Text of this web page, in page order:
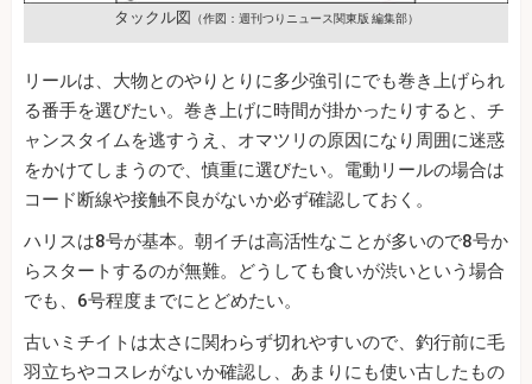
タックル図 （作図：週刊つりニュース関東版 編集部）
リールは、大物とのやりとりに多少強引にでも巻き上げられ
る番手を選びたい。巻き上げに時間が掛かったりすると、チ
ャンスタイムを逃すうえ、オマツリの原因になり周囲に迷惑
をかけてしまうので、慎重に選びたい。電動リールの場合は
コード断線や接触不良がないか必ず確認しておく。
ハリスは8号が基本。朝イチは高活性なことが多いので8号か
らスタートするのが無難。どうしても食いが渋いという場合
でも、6号程度までにとどめたい。
古いミチイトは太さに関わらず切れやすいので、釣行前に毛
羽立ちやコスレがないか確認し、あまりにも使い古したもの